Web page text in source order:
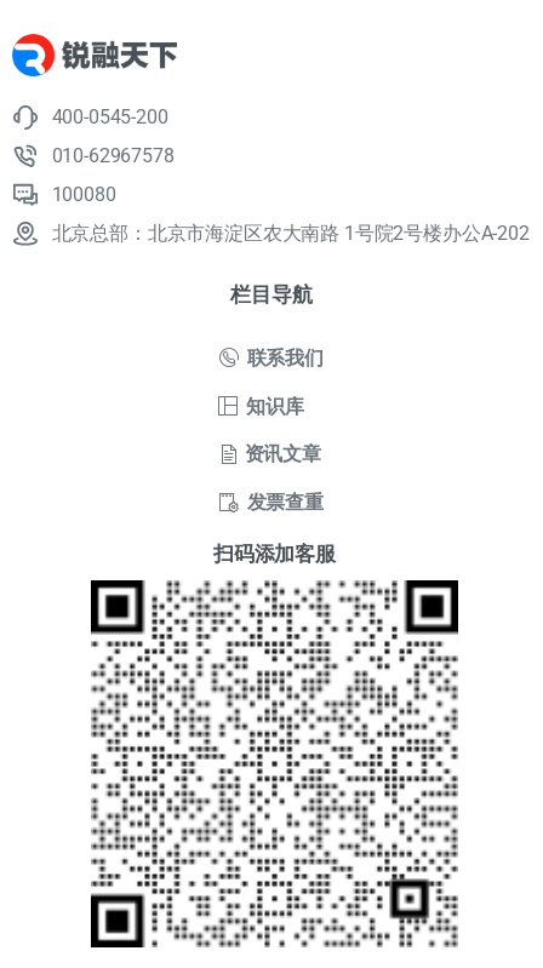
400-0545-200
010-62967578
100080
北京总部：北京市海淀区农大南路 1号院2号楼办公A-202
栏目导航
联系我们
知识库
资讯文章
发票查重
扫码添加客服